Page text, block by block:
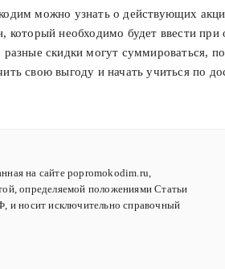
можно узнать о действующих
который необходимо будет ввести при
разные скидки могут суммироваться,
свою выгоду и начать учиться по
на сайте popromokodim.ru,
определяемой положениями Статьи
и носит исключительно справочный